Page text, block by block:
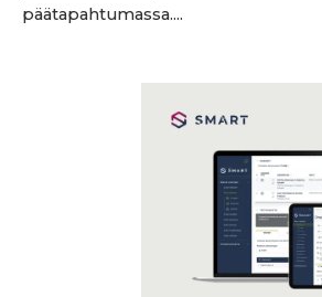
päätapahtumassa....